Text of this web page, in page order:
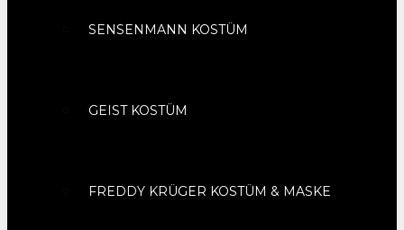
SENSENMANN KOSTÜM
GEIST KOSTÜM
FREDDY KRÜGER KOSTÜM & MASKE